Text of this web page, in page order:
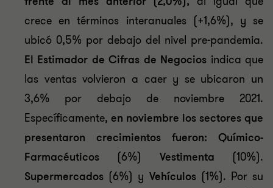
crece en términos interanuales (+1,6%), y se
ubicó 0,5% por debajo del nivel pre-pandemia.
El Estimador de Cifras de Negocios indica que
las ventas volvieron a caer y se ubicaron un
3,6% por debajo de noviembre 2021.
Específicamente, en noviembre los sectores que
presentaron crecimientos fueron: Químico-
Farmacéuticos (6%) Vestimenta (10%).
Supermercados (6%) y Vehículos(1%). Por su